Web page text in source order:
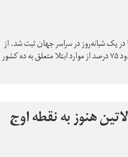
هزار مورد جدید ابتلا بهکرونا در یک شبانه‌روز در سراسر جهان ثبت شد. از
زمان شروع همه‌گیری کووید‌ـ‌۱۹، این بالاترین رقم ابتلا در ۲۴ ساعت به شمار می‌رود. حدود ۷۵ درصد از موارد ابتلا متعلق به ده کشور
هنوز به نقطه اوج